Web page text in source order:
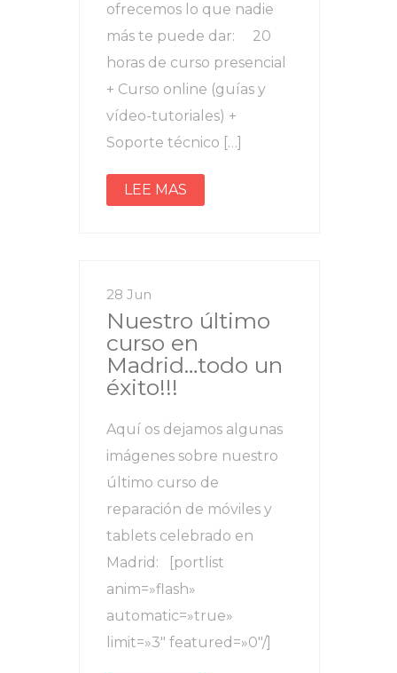
ofrecemos lo que nadie
más te puede dar: 20
horas de curso presencial
+ Curso online (guías y
vídeo-tutoriales) +
Soporte técnico […]
LEE MAS
28 Jun
Nuestro último
curso en
Madrid…todo un
éxito!!!
Aquí os dejamos algunas
imágenes sobre nuestro
último curso de
reparación de móviles y
tablets celebrado en
Madrid: [portlist
anim=»flash»
automatic=»true»
limit=»3″ featured=»0″/]